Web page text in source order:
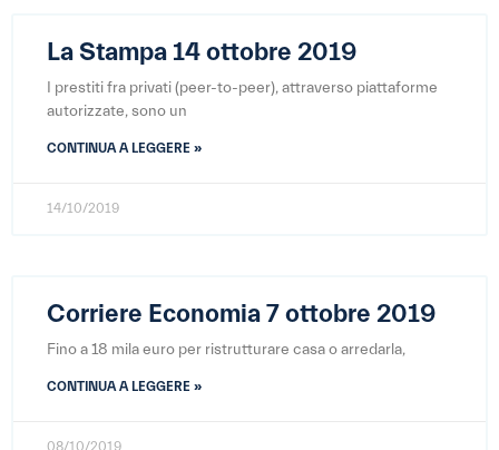
La Stampa 14 ottobre 2019
I prestiti fra privati (peer-to-peer), attraverso piattaforme
autorizzate, sono un
CONTINUA A LEGGERE »
14/10/2019
Corriere Economia 7 ottobre 2019
Fino a 18 mila euro per ristrutturare casa o arredarla,
CONTINUA A LEGGERE »
08/10/2019